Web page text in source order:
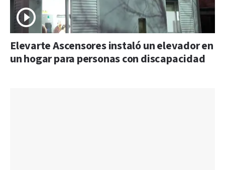
Elevarte Ascensores instaló un elevador en
un hogar para personas con discapacidad